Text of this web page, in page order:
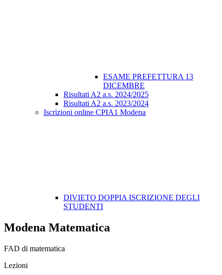
ESAME PREFETTURA 13
DICEMBRE
Risultati A2 a.s. 2024/2025
Risultati A2 a.s. 2023/2024
Iscrizioni online CPIA1 Modena
DIVIETO DOPPIA ISCRIZIONE DEGLI
STUDENTI
Modena Matematica
FAD di matematica
Lezioni